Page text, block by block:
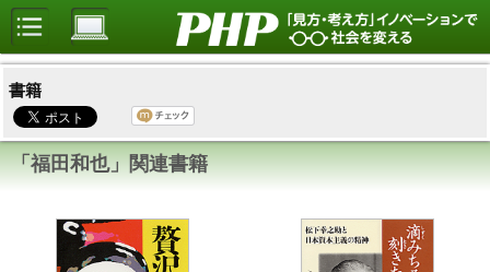
書籍
「福田和也」関連書籍